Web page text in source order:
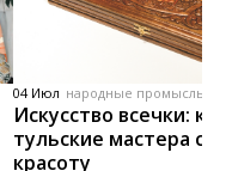
04 Июл народные промыслы,
Искусство всечки: как
тульские мастера
красоту